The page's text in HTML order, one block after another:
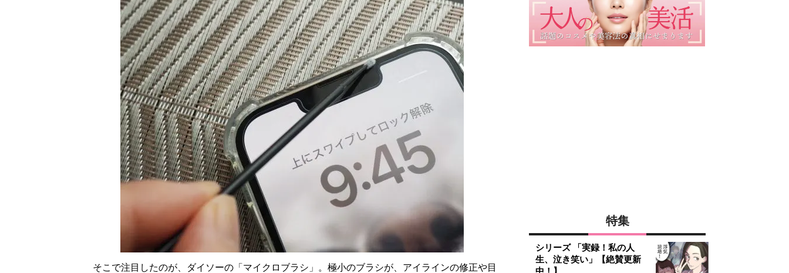
そこで注目したのが、ダイソーの「マイクロブラシ」。極小のブラシが、アイラインの修正や目
特集
シリーズ 「実録！私の人
生、泣き笑い」【絶賛更新
中！】